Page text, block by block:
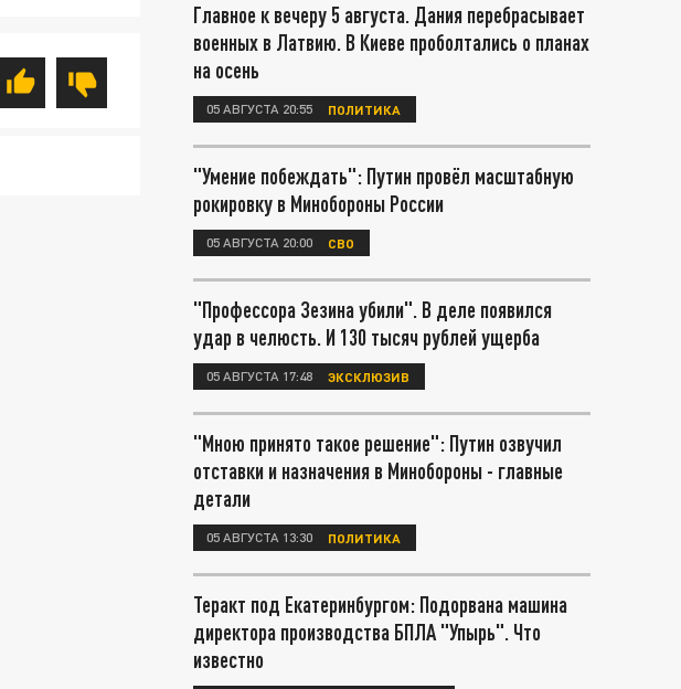
Главное к вечеру 5 августа. Дания перебрасывает
военных в Латвию. В Киеве проболтались о планах
на осень
05 АВГУСТА 20:55 ПОЛИТИКА
"Умение побеждать": Путин провёл масштабную
рокировку в Минобороны России
05 АВГУСТА 20:00 СВО
"Профессора Зезина убили". В деле появился
удар в челюсть. И 130 тысяч рублей ущерба
05 АВГУСТА 17:48 ЭКСКЛЮЗИВ
"Мною принято такое решение": Путин озвучил
отставки и назначения в Минобороны - главные
детали
05 АВГУСТА 13:30 ПОЛИТИКА
Теракт под Екатеринбургом: Подорвана машина
директора производства БПЛА "Упырь". Что
известно